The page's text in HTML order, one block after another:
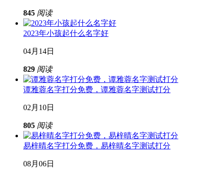
845 阅读
2023年小孩起什么名字好
04月14日
829 阅读
谭雅蓉名字打分免费，谭雅蓉名字测试打分
02月10日
805 阅读
易梓晴名字打分免费，易梓晴名字测试打分
08月06日